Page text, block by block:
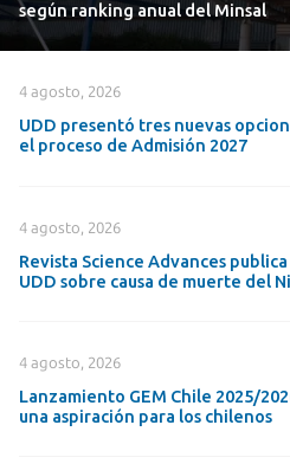
según ranking anual del Minsal
4 agosto, 2026
UDD presentó tres nuevas
el proceso de Admisión 2027
4 agosto, 2026
Revista Science Advances
UDD sobre causa de muerte del
4 agosto, 2026
Lanzamiento GEM Chile 2025/
una aspiración para los chilenos